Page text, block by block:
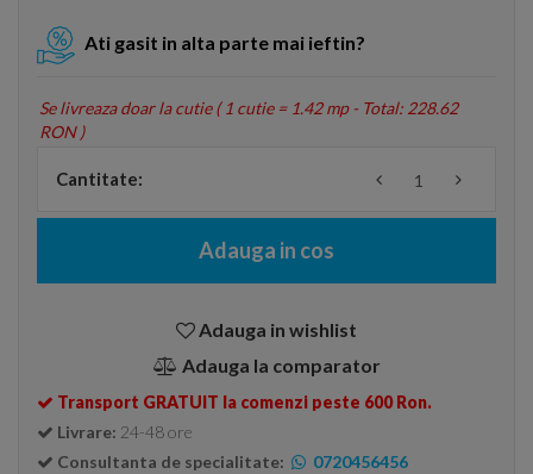
Ati gasit in alta parte mai ieftin?
Se livreaza doar la cutie (1 cutie = 1.42 mp - Total: 228.62
RON )
Cantitate:
Adauga in cos
Adauga in wishlist
Adauga la comparator
Transport GRATUIT la comenzi peste 600 Ron.
Livrare: 24-48 ore
Consultanta de specialitate:
0720456456